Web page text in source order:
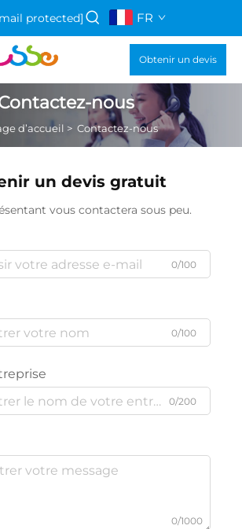
protected] FR
Obtenir un devis
nous
d’accueil > Contactez-nous
un devis gratuit
vous contactera sous peu.
0/100
0/100
0/200
0/1000